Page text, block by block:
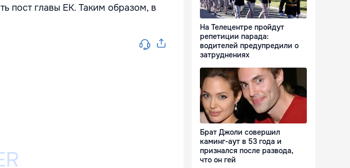
пост главы ЕК. Таким образом, в
На Телецентре пройдут
репетиции парада:
водителей предупредили о
затруднениях
Брат Джоли совершил
каминг-аут в 53 года и
признался после развода,
что он гей